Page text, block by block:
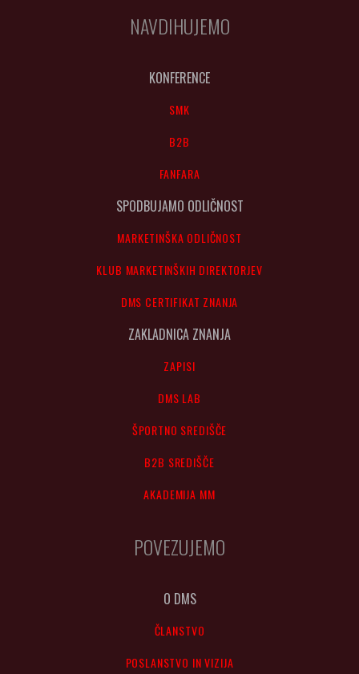
NAVDIHUJEMO
KONFERENCE
SMK
B2B
FANFARA
SPODBUJAMO ODLIČNOST
MARKETINŠKA ODLIČNOST
KLUB MARKETINŠKIH DIREKTORJEV
DMS CERTIFIKAT ZNANJA
ZAKLADNICA ZNANJA
ZAPISI
DMS LAB
ŠPORTNO SREDIŠČE
B2B SREDIŠČE
AKADEMIJA MM
POVEZUJEMO
O DMS
ČLANSTVO
POSLANSTVO IN VIZIJA